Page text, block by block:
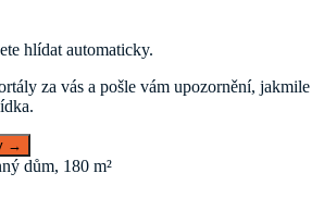
hlídat automaticky.
za vás a pošle vám upozornění, jakmile
→